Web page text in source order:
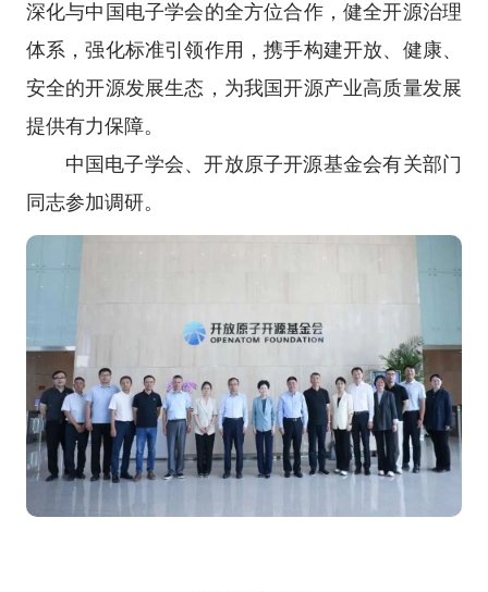
深化与中国电子学会的全方位合作，健全开源治理
体系，强化标准引领作用，携手构建开放、健康、
安全的开源发展生态，为我国开源产业高质量发展
提供有力保障。
中国电子学会、开放原子开源基金会有关部门
同志参加调研。